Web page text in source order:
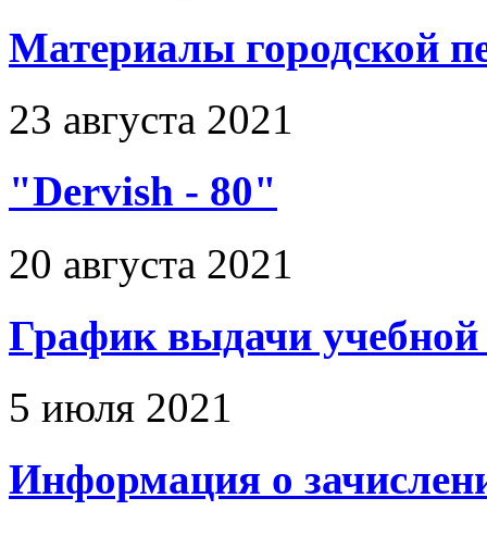
Материалы городской
23 августа 2021
"Dervish - 80"
20 августа 2021
График выдачи
5 июля 2021
Информация о